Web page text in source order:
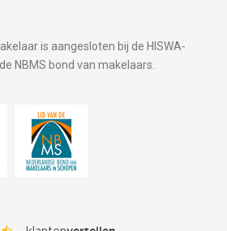
is aangesloten bij de HISWA-
NBMS bond van makelaars.